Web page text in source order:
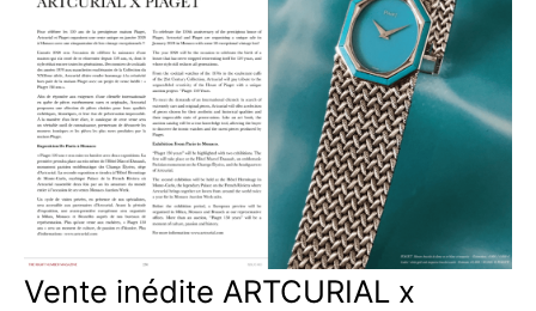
Vente inédite ARTCURIAL x